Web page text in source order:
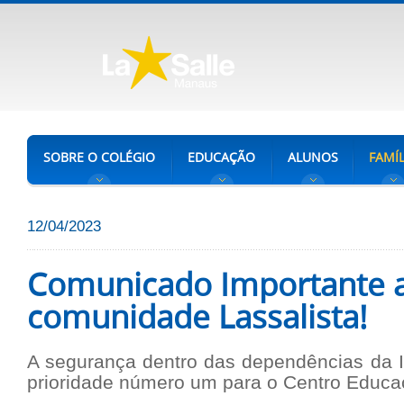
SOBRE O COLÉGIO EDUCAÇÃO ALUNOS
12/04/2023
Comunicado Importante
comunidade Lassalista!
A segurança dentro das dependências da
prioridade número um para o Centro